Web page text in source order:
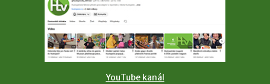
YouTube kanál